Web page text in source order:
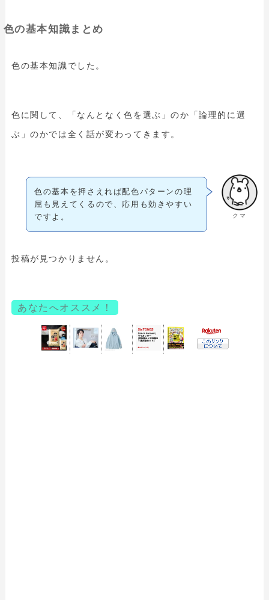
色の基本知識まとめ
色の基本知識でした。
色に関して、「なんとなく色を選ぶ」のか「論理的に選
ぶ」のかでは全く話が変わってきます。
クマ
色の基本を押さえれば配色パターンの理
屈も見えてくるので、応用も効きやすい
ですよ。
投稿が見つかりません。
あなたへオススメ！